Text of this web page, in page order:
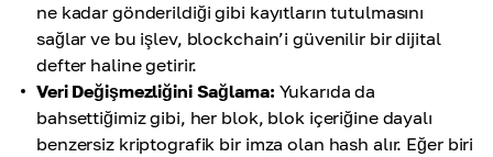
ne kadar gönderildiği gibi kayıtların tutulmasını
sağlar ve bu işlev, blockchain’i güvenilir bir dijital
defter haline getirir.
Veri Değişmezliğini Sağlama: Yukarıda da
bahsettiğimiz gibi, her blok, blok içeriğine dayalı
benzersiz kriptografik bir imza olan hash alır. Eğer biri